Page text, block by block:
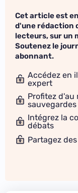
Cet article est
d'une rédaction
lecteurs, sur un
Soutenez le
abonnant.
Accédez en
expert
Profitez d'au
sauvegardes
Intégrez la
débats
Partagez